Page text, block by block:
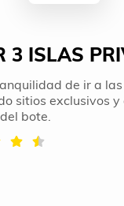
3 ISLAS
de ir a las
sitios exclusivos
bote.